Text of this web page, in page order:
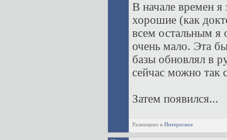
В начале времен я
хорошие (как
всем остальным я
очень мало. Эта
базы обновлял в
сейчас можно так
Затем появился...
Размещено в Интересное